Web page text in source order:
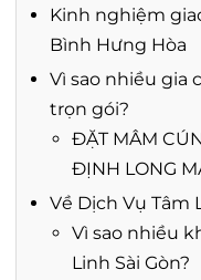
Kinh nghiệm
Bình Hưng Hòa
Vì sao nhiều gia
trọn gói?
ĐẶT MÂM
ĐỊNH LONG
Về Dịch Vụ Tâm
Vì sao nhiều
Linh Sài Gòn?